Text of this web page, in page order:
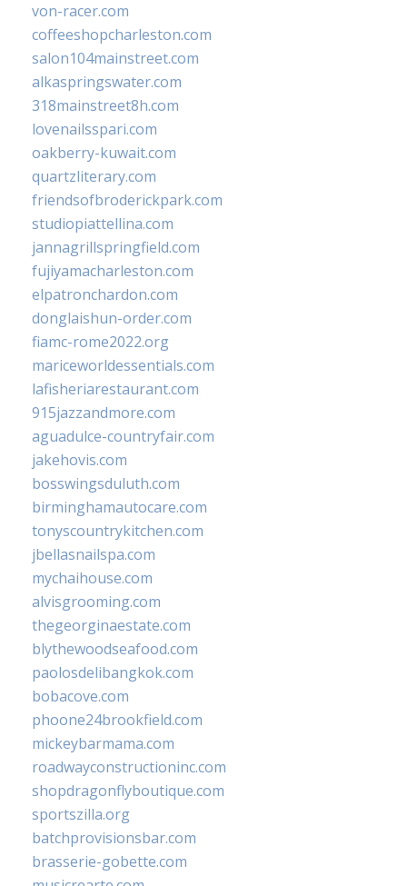
von-racer.com
coffeeshopcharleston.com
salon104mainstreet.com
alkaspringswater.com
318mainstreet8h.com
lovenailsspari.com
oakberry-kuwait.com
quartzliterary.com
friendsofbroderickpark.com
studiopiattellina.com
jannagrillspringfield.com
fujiyamacharleston.com
elpatronchardon.com
donglaishun-order.com
fiamc-rome2022.org
mariceworldessentials.com
lafisheriarestaurant.com
915jazzandmore.com
aguadulce-countryfair.com
jakehovis.com
bosswingsduluth.com
birminghamautocare.com
tonyscountrykitchen.com
jbellasnailspa.com
mychaihouse.com
alvisgrooming.com
thegeorginaestate.com
blythewoodseafood.com
paolosdelibangkok.com
bobacove.com
phoone24brookfield.com
mickeybarmama.com
roadwayconstructioninc.com
shopdragonflyboutique.com
sportszilla.org
batchprovisionsbar.com
brasserie-gobette.com